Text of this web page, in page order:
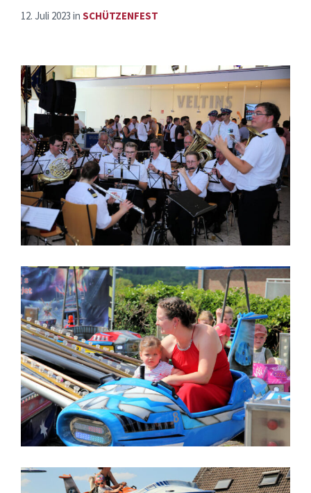
12. Juli 2023 in SCHÜTZENFEST